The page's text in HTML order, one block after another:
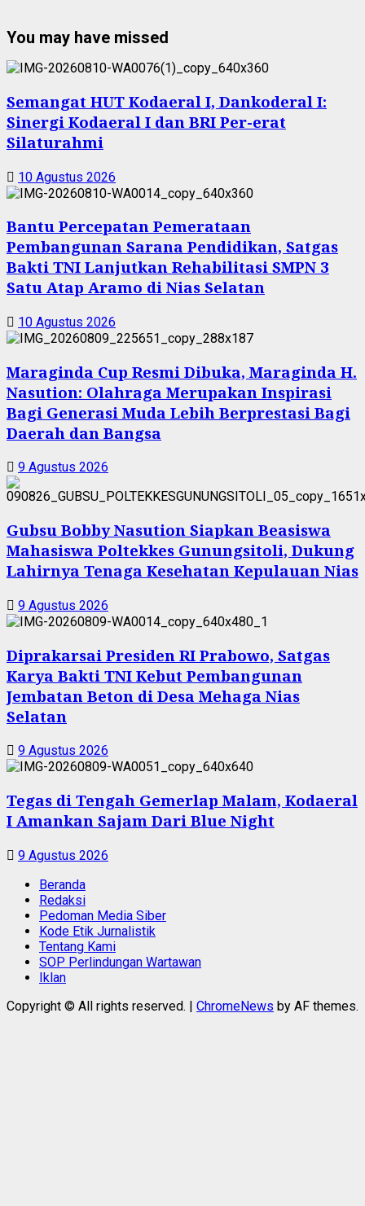
You may have missed
Semangat HUT Kodaeral I, Dankoderal I:
Sinergi Kodaeral I dan BRI Per-erat
Silaturahmi
10 Agustus 2026
Bantu Percepatan Pemerataan
Pembangunan Sarana Pendidikan, Satgas
Bakti TNI Lanjutkan Rehabilitasi SMPN 3
Satu Atap Aramo di Nias Selatan
10 Agustus 2026
Maraginda Cup Resmi Dibuka, Maraginda H.
Nasution: Olahraga Merupakan Inspirasi
Bagi Generasi Muda Lebih Berprestasi Bagi
Daerah dan Bangsa
9 Agustus 2026
Gubsu Bobby Nasution Siapkan Beasiswa
Mahasiswa Poltekkes Gunungsitoli, Dukung
Lahirnya Tenaga Kesehatan Kepulauan Nias
9 Agustus 2026
Diprakarsai Presiden RI Prabowo, Satgas
Karya Bakti TNI Kebut Pembangunan
Jembatan Beton di Desa Mehaga Nias
Selatan
9 Agustus 2026
Tegas di Tengah Gemerlap Malam, Kodaeral
I Amankan Sajam Dari Blue Night
9 Agustus 2026
Beranda
Redaksi
Pedoman Media Siber
Kode Etik Jurnalistik
Tentang Kami
SOP Perlindungan Wartawan
Iklan
Copyright © All rights reserved. | ChromeNews by AF themes.